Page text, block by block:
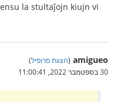
la stultaĵojn kiujn vi
amigueo
(הצגת פרופיל)
30 בספטמבר 2022, 11:00:41